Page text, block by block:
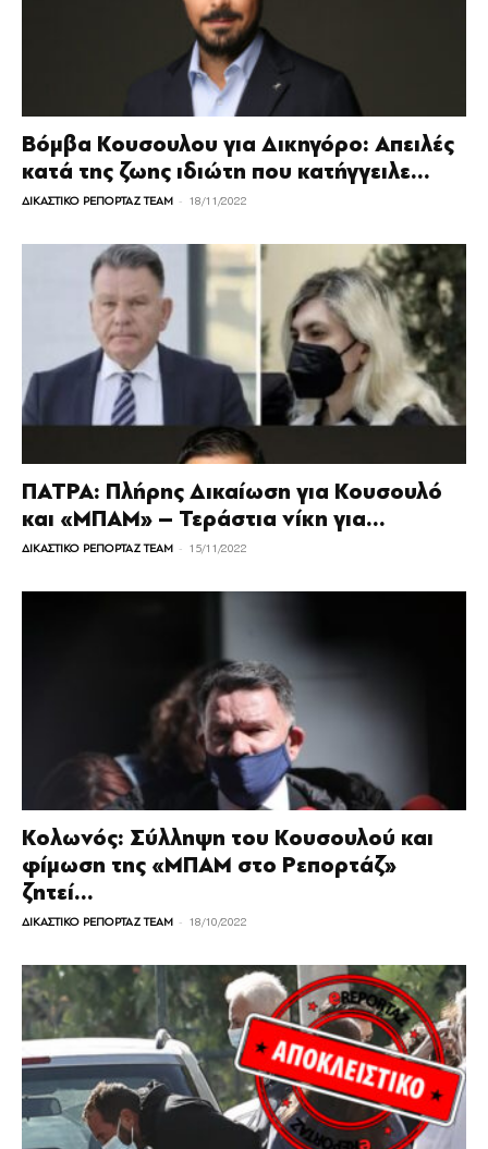
Βόμβα Κουσουλου για Δικηγόρο: Απειλές
κατά της ζωης ιδιώτη που κατήγγειλε...
ΔΙΚΑΣΤΙΚΟ ΡΕΠΟΡΤΑΖ TEAM - 18/11/2022
ΠΑΤΡΑ: Πλήρης Δικαίωση για Κουσουλό
και «ΜΠΑΜ» – Τεράστια νίκη για...
ΔΙΚΑΣΤΙΚΟ ΡΕΠΟΡΤΑΖ TEAM - 15/11/2022
Κολωνός: Σύλληψη του Κουσουλού και
φίμωση της «ΜΠΑΜ στο Ρεπορτάζ»
ζητεί...
ΔΙΚΑΣΤΙΚΟ ΡΕΠΟΡΤΑΖ TEAM - 18/10/2022